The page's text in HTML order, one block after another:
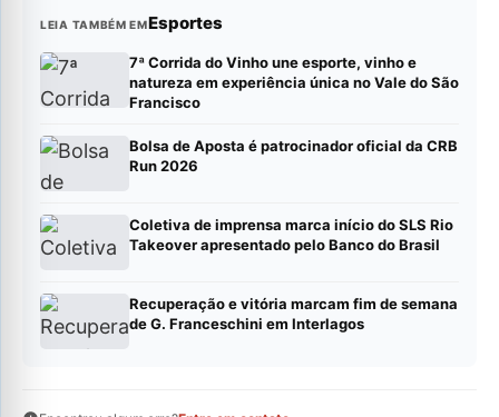
LEIA TAMBÉM EMEsportes
7ª Corrida do Vinho une esporte, vinho e
natureza em experiência única no Vale do São
Francisco
Bolsa de Aposta é patrocinador oficial da CRB
Run 2026
Coletiva de imprensa marca início do SLS Rio
Takeover apresentado pelo Banco do Brasil
Recuperação e vitória marcam fim de semana
de G. Franceschini em Interlagos